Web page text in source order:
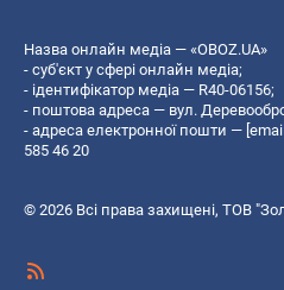
Назва онлайн медіа — «OBOZ.UA»
- суб'єкт у сфері онлайн медіа;
- ідентифікатор медіа — R40-06156;
- поштова адреса — вул.
- адреса електронної пошти —
585 46 20
© 2026 Всі права захищені, ТОВ